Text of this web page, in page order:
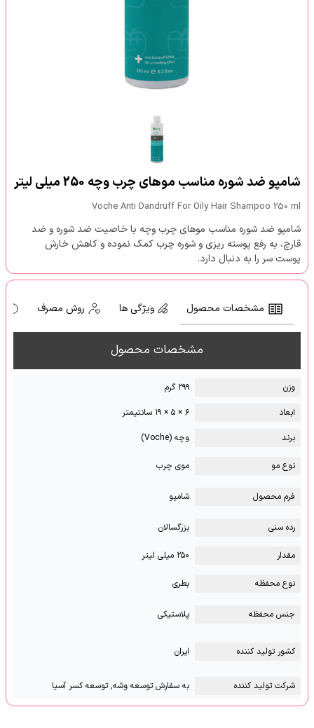
شامپو ضد شوره مناسب موهای چرب وچه 250 میلی لیتر
Voche Anti Dandruff For Oily Hair Shampoo 250 ml
شامپو ضد شوره مناسب موهای چرب وچه با خاصیت ضد شوره و ضد
قارچ، به رفع پوسته ریزی و شوره چرب کمک نموده و کاهش خارش
پوست سر را به دنبال دارد.
مشخصات محصول ویژگی ها روش مصرف
مشخصات محصول
وزن
۲۹۹ گرم
ابعاد
۶ × ۵ × ۱۹ سانتیمتر
برند
وچه (Voche)
نوع مو موی چرب
فرم محصول شامپو
رده سنی بزرگسالان
مقدار ۲۵۰ میلی لیتر
نوع محفظه بطری
جنس محفظه پلاستیکی
کشور تولید کننده ایران
شرکت تولید کننده به سفارش توسعه وشه, توسعه کسر آسیا